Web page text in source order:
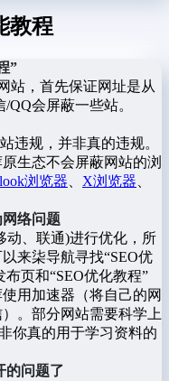
教程
”
站，首先保证网址是从
会屏蔽一些站。
违规，并非真的违规。
生态不会屏蔽网站的浏
浏览器 X浏览器
络问题
动、联通)进行优化，所
来柒导航寻找“SEO优
页和“SEO优化教程”
用加速器（将自己的网
。部分网站需要科学上
你真的用于学习资料的
的问题了